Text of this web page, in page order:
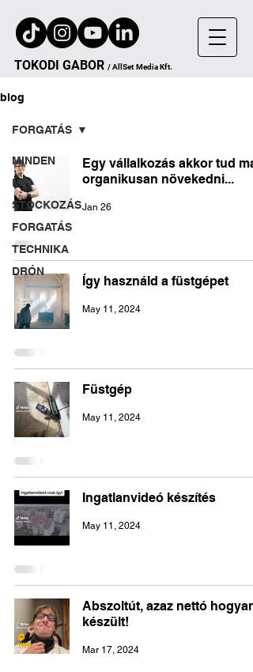
TOKODI GABOR /AllSet Media Kft.
blog
MINDEN
MI
STOCKOZÁS
FORGATÁS
TECHNIKA
DRÓN
FORGATÁS
Egy vállalkozás akkor tud ma
organikusan növekedni...
Jan 26
Így használd a füstgépet
May 11, 2024
Füstgép
May 11, 2024
Ingatlanvideó készítés
May 11, 2024
Abszoltút, azaz nettó hogyan
készült!
Mar 17, 2024